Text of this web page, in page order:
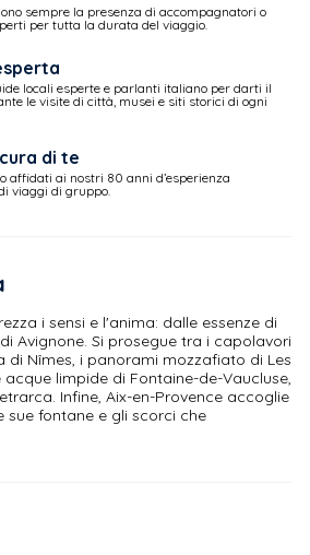
sempre la presenza di accompagnatori o
per tutta la durata del viaggio.
locali esperte e parlanti italiano per darti il
le visite di città, musei e siti storici di ogni
di te
affidati ai nostri 80 anni d’esperienza
viaggi di gruppo.
i sensi e l'anima: dalle essenze di
Avignone. Si prosegue tra i capolavori
di Nîmes, i panorami mozzafiato di Les
limpide di Fontaine-de-Vaucluse,
Infine, Aix-en-Provence accoglie
sue fontane e gli scorci che